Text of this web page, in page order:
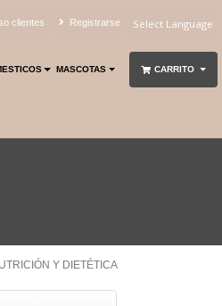
clientes Registrarse
Translate
MASCOTAS CARRITO
Y DIETÉTICA